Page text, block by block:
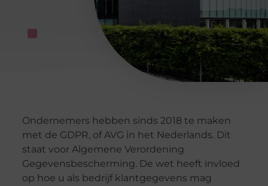
Ondernemers hebben sinds 2018 te maken
met de GDPR, of AVG in het Nederlands. Dit
staat voor Algemene Verordening
Gegevensbescherming. De wet heeft invloed
op hoe u als bedrijf klantgegevens mag